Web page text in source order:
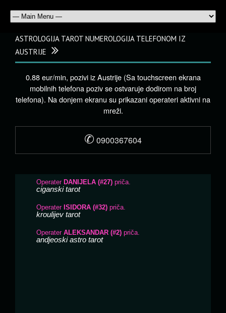
ASTROLOGIJA TAROT NUMEROLOGIJA TELEFONOM IZ
AUSTRIJE
0.88 eur/min, pozivi iz Austrije (Sa touchscreen ekrana
mobilnih telefona poziv se ostvaruje dodirom na broj
telefona). Na donjem ekranu su prikazani operateri aktivni na
mreži.
✆ 0900367604